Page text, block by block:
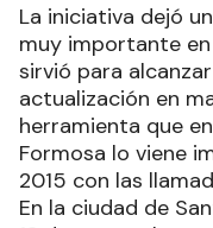
La iniciativa dejó
muy importante
sirvió para
actualización en
herramienta que
Formosa lo viene
2015 con las
En la ciudad de